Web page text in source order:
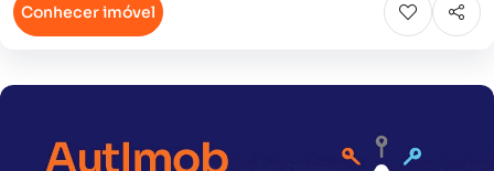
Conhecer imóvel